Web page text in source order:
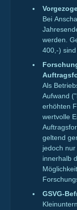
Bei
werden.
400,-)
Als
Aufwand
erhöhten
wertvolle
geltend
jedoch
innerhalb
GSVG-